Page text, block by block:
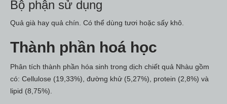
Bộ phận sử dụng
Quả già hay quả chín. Có thể dùng tươi hoặc sấy khô.
Thành phần hoá học
Phân tích thành phần hóa sinh trong dịch chiết quả Nhàu gồm
có: Cellulose (19,33%), đường khử (5,27%), protein (2,8%) và
lipid (8,75%).